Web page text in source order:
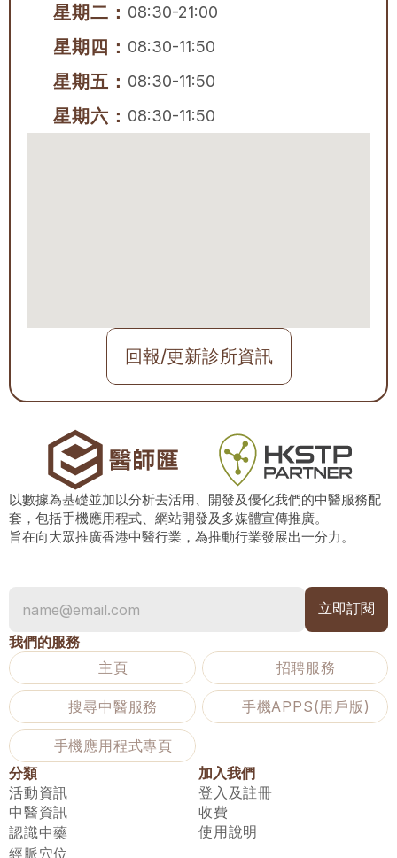
星期二： 08:30-21:00
星期四： 08:30-11:50
星期五： 08:30-11:50
星期六： 08:30-11:50
回報/更新診所資訊
以數據為基礎並加以分析去活用、開發及優化我們的中醫服務配
套，包括手機應用程式、網站開發及多媒體宣傳推廣。
旨在向大眾推廣香港中醫行業，為推動行業發展出一分力。
我們的服務
主頁
招聘服務
搜尋中醫服務 手機APPS(用戶版)
手機應用程式專頁
分類
活動資訊
中醫資訊
認識中藥
經脈穴位
加入我們
登入及註冊
收費
使用說明